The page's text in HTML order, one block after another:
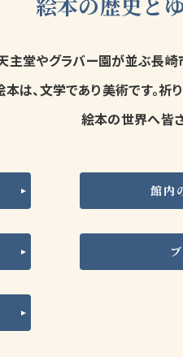
主堂やグラバー園が並ぶ長崎
は、文学であり美術です。祈
絵本の世界へ皆
館内